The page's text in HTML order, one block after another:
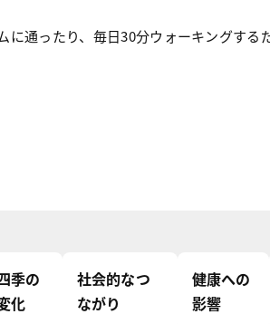
通ったり、毎日30分ウォーキングする
季の
化
社会的なつ
ながり
健康への
影響